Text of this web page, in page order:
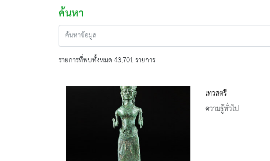
ค้นหา
รายการที่พบทั้งหมด 43,701 รายการ
เทวสตรี
ความรู้ทั่วไป